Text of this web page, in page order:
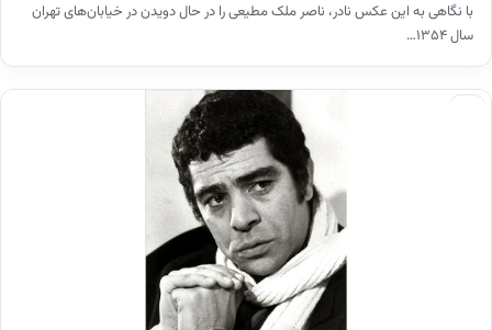
با نگاهی به این عکس نادر، ناصر ملک مطیعی را در حال دویدن در خیابان‌های تهران
سال ۱۳۵۴…